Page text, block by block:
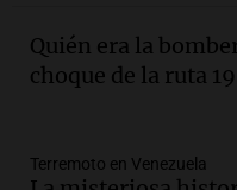
Audio.
Episodios
Quién era la
choque de la ruta 19
Terremoto en Venezuela